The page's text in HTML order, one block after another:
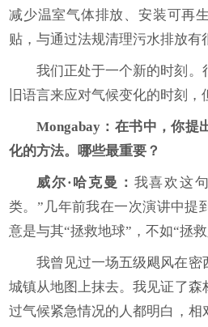
减少温室气体排放、安装可再
贴，与通过法规清理污水排放有
我们正处于一个新的时刻。
旧语言来应对气候变化的时刻，
Mongabay ：在书中，你提
化的方法。哪些最重要？
威尔·哈克曼： 我喜欢这
类。”几年前我在一次演讲中提
意是与其“拯救地球”，不如“拯救
我曾见过一场五级飓风在密
城镇从地图上抹去。我见证了森
过气候紧急情况的人都明白，相